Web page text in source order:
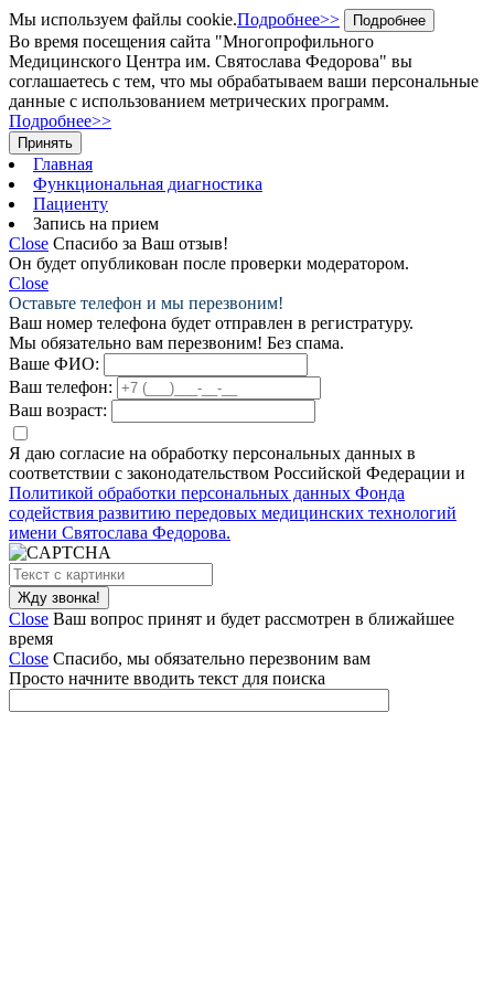
Мы используем файлы cookie.Подробнее>> Подробнее
Во время посещения сайта "Многопрофильного
Медицинского Центра им. Святослава Федорова" вы
соглашаетесь с тем, что мы обрабатываем ваши персональные
данные с использованием метрических программ.
Подробнее>>
Принять
Главная
Функциональная диагностика
Пациенту
Запись на прием
Close Спасибо за Ваш отзыв!
Он будет опубликован после проверки модератором.
Close
Оставьте телефон и мы перезвоним!
Ваш номер телефона будет отправлен в регистратуру.
Мы обязательно вам перезвоним! Без спама.
Ваше ФИО:
Ваш телефон:
Ваш возраст:
Я даю согласие на обработку персональных данных в
соответствии с законодательством Российской Федерации и
Политикой обработки персональных данных Фонда
содействия развитию передовых медицинских технологий
имени Святослава Федорова.
Close Ваш вопрос принят и будет рассмотрен в ближайшее
время
Close Спасибо, мы обязательно перезвоним вам
Просто начните вводить текст для поиска